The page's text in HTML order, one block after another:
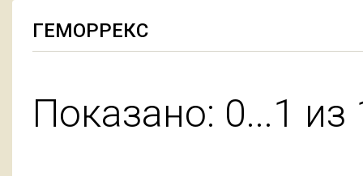
ГЕМОРРЕКС
Показано: 0...1 из